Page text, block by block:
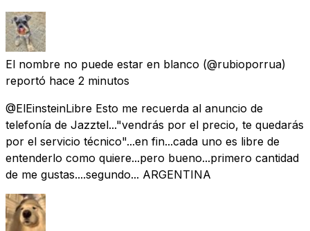
El nombre no puede estar en blanco (@rubioporrua)
reportó hace 2 minutos
@ElEinsteinLibre Esto me recuerda al anuncio de
telefonía de Jazztel..."vendrás por el precio, te quedarás
por el servicio técnico"...en fin...cada uno es libre de
entenderlo como quiere...pero bueno...primero cantidad
de me gustas....segundo... ARGENTINA